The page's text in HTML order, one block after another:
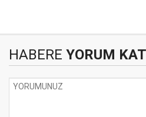
HABERE YORUM KAT